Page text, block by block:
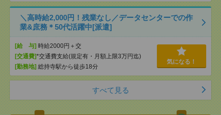
＼高時給2,000円！残業なし／データセンターでの作
業&庶務＊50代活躍中[派遣]
[給 与] 時給2000円＋交
[交通費]*交通費支給(規定有・月額上限3万円迄)
[勤務地] 総持寺駅から徒歩18分
気になる！
すべて見る